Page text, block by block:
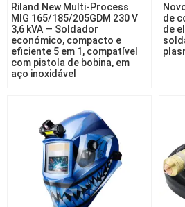
Riland New Multi-Process
MIG 165/185/205GDM 230 V
3,6 kVA — Soldador
económico, compacto e
eficiente 5 em 1, compatível
com pistola de bobina, em
aço inoxidável
de
de